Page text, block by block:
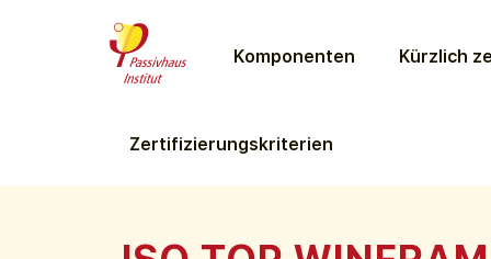
Komponenten Kürzlich
Zertifizierungs­kriterien